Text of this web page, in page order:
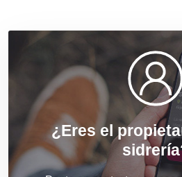
¿Eres el